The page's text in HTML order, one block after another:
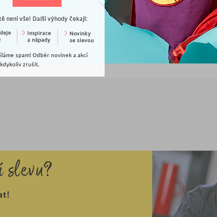
není vše! Další výhody čekají:
spam! Odběr novinek a akcí
zrušit.
Kč
věšák Kalosio, 40 cm, černá
POSLEDNÍ KUSY
2 190Kč
Nástěnný věšák s policí Harlem, 65 cm,
POSLEDNÍ KUSY
slevu?